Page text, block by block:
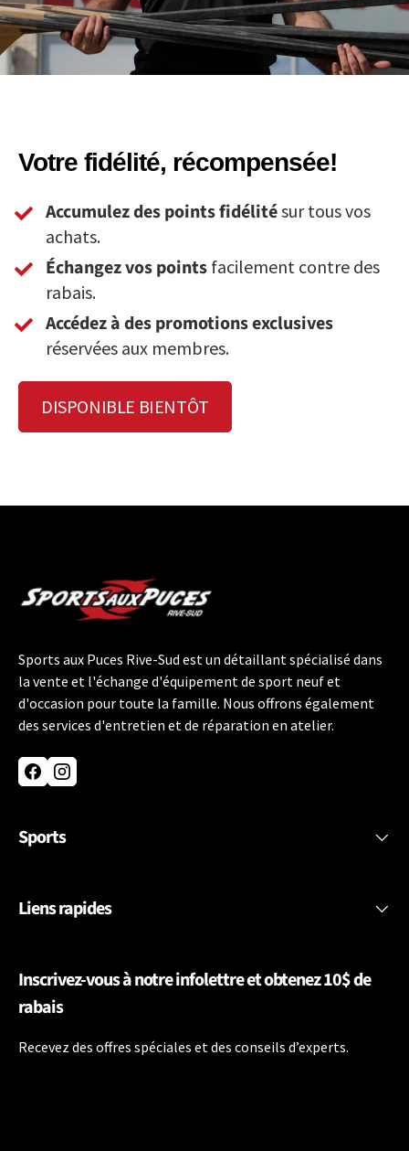
Votre fidélité, récompensée!
Accumulez des points fidélitésur tous vos
achats.
Échangez vos points facilement contre des
rabais.
Accédez à des promotions exclusives
réservées aux membres.
DISPONIBLE BIENTÔT
Sports aux Puces Rive-Sud est un détaillant spécialisé dans
la vente et l'échange d'équipement de sport neuf et
d'occasion pour toute la famille. Nous offrons également
des services d'entretien et de réparation en atelier.
FacebookInstagram
Sports
Liens rapides
Inscrivez-vous à notre infolettre et obtenez 10$ de
rabais
Recevez des offres spéciales et des conseils d’experts.